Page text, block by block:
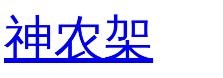
神农架